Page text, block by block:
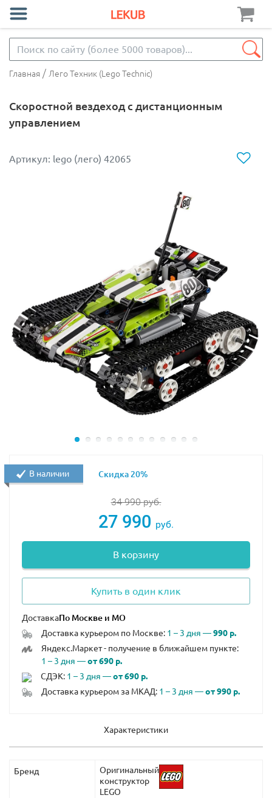
Главная / Лего Техник (Lego Technic)
Скоростной вездеход с дистанционным
управлением
Артикул: lego (лего) 42065
34 990руб.
27 990 руб.
В корзину
Купить в один клик
Доставка
Доставка курьером по Москве: 1 – 3 дня —990 р.
Яндекс.Маркет - получение в ближайшем пункте:
1 – 3 дня —от 690 р.
СДЭК: 1 – 3 дня —от 690 р.
Доставка курьером за МКАД: 1 – 3 дня —от 990 р.
В наличии Скидка 20%
Характеристики
Бренд
Оригинальный
конструктор
LEGO